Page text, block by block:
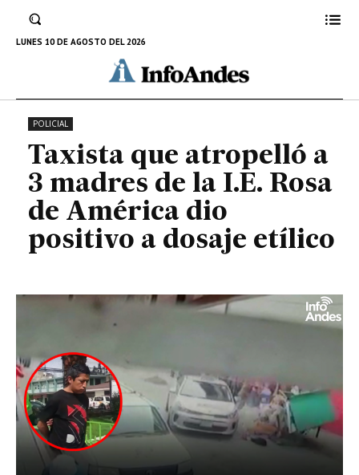
LUNES 10 DE AGOSTO DEL 2026
de la I.E. Rosa de América dio
positivo a dosaje etílico
17 DE NOVIEMBRE DE 2022
POLICIAL
Taxista que atropelló a
3 madres de la I.E. Rosa
de América dio
positivo a dosaje etílico